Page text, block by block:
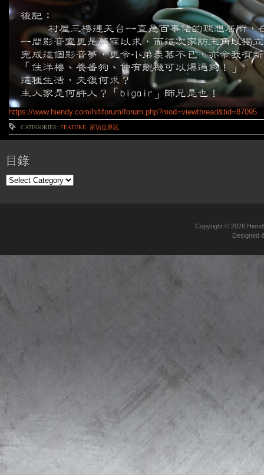
https://www.hiendy.com/hififorum/forum.php?mod=viewthread&tid=87095
CATEGORIES: FEATURE, 家访世界区
目錄
目
錄
Copyright © 2026
Designed